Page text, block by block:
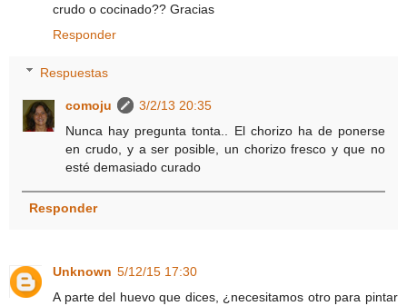
crudo o cocinado?? Gracias
Responder
Respuestas
comoju
3/2/13 20:35
Nunca hay pregunta tonta.. El chorizo ha de ponerse
en crudo, y a ser posible, un chorizo fresco y que no
esté demasiado curado
Responder
Unknown 5/12/15 17:30
A parte del huevo que dices, ¿necesitamos otro para pintar